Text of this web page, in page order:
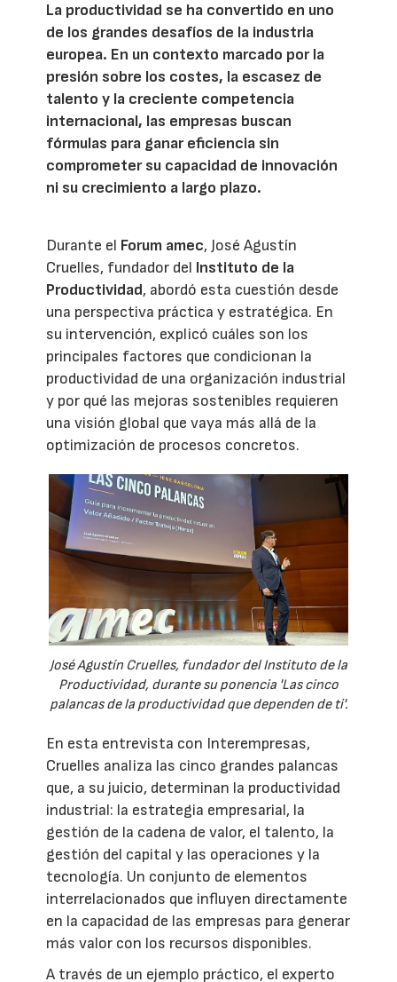
La productividad se ha convertido en uno
de los grandes desafíos de la industria
europea. En un contexto marcado por la
presión sobre los costes, la escasez de
talento y la creciente competencia
internacional, las empresas buscan
fórmulas para ganar eficiencia sin
comprometer su capacidad de innovación
ni su crecimiento a largo plazo.
Durante el Forum amec, José Agustín
Cruelles, fundador del Instituto de la
Productividad, abordó esta cuestión desde
una perspectiva práctica y estratégica. En
su intervención, explicó cuáles son los
principales factores que condicionan la
productividad de una organización industrial
y por qué las mejoras sostenibles requieren
una visión global que vaya más allá de la
optimización de procesos concretos.
José Agustín Cruelles, fundador del Instituto de la
Productividad, durante su ponencia 'Las cinco
palancas de la productividad que dependen de ti'.
En esta entrevista con Interempresas,
Cruelles analiza las cinco grandes palancas
que, a su juicio, determinan la productividad
industrial: la estrategia empresarial, la
gestión de la cadena de valor, el talento, la
gestión del capital y las operaciones y la
tecnología. Un conjunto de elementos
interrelacionados que influyen directamente
en la capacidad de las empresas para generar
más valor con los recursos disponibles.
A través de un ejemplo práctico, el experto